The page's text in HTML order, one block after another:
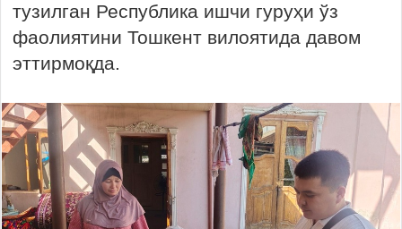
тузилган Республика ишчи гуруҳи ўз
фаолиятини Тошкент вилоятида давом
эттирмоқда.